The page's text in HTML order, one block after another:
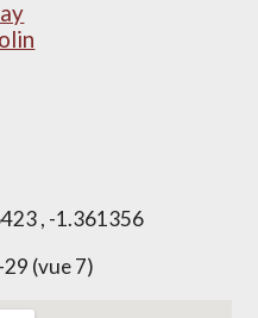
, -1.361356
29 (vue 7)